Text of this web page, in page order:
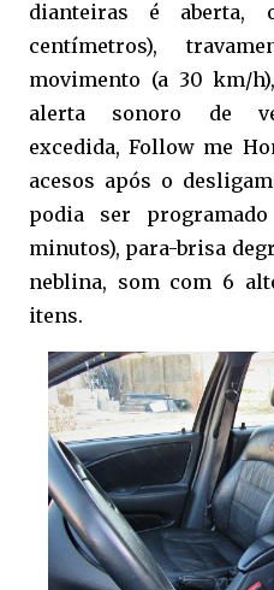
dianteiras é aberta,
centímetros),
movimento (a 30 km/
alerta sonoro de
excedida, Follow me
acesos após o
podia ser
minutos), para-brisa
neblina, som com 6
itens.